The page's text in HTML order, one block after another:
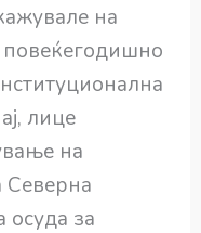
на
лице
на
Северна
осуда за